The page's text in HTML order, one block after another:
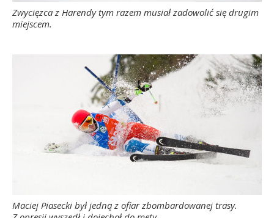
Zwycięzca z Harendy tym razem musiał zadowolić się drugim
miejscem.
Maciej Piasecki był jedną z ofiar zbombardowanej trasy.